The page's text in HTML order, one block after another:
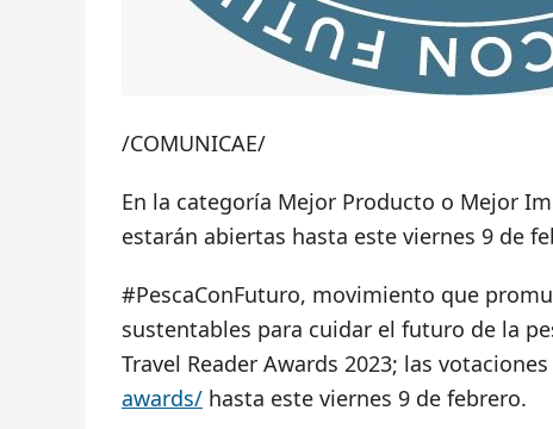
/COMUNICAE/
En la categoría Mejor Producto o Mejor
estarán abiertas hasta este viernes 9 de
#PescaConFuturo, movimiento que
sustentables para cuidar el futuro de la
Travel Reader Awards 2023; las
awards/ hasta este viernes 9 de febrero.